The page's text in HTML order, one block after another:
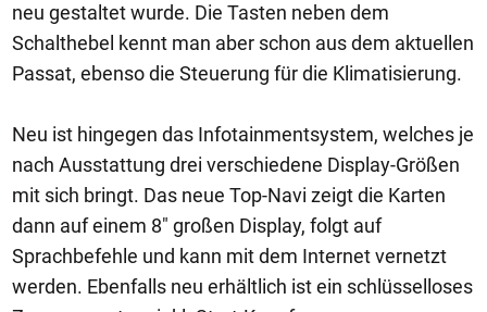
neu gestaltet wurde. Die Tasten neben dem
Schalthebel kennt man aber schon aus dem aktuellen
Passat, ebenso die Steuerung für die Klimatisierung.
Neu ist hingegen das Infotainmentsystem, welches je
nach Ausstattung drei verschiedene Display-Größen
mit sich bringt. Das neue Top-Navi zeigt die Karten
dann auf einem 8" großen Display, folgt auf
Sprachbefehle und kann mit dem Internet vernetzt
werden. Ebenfalls neu erhältlich ist ein schlüsselloses